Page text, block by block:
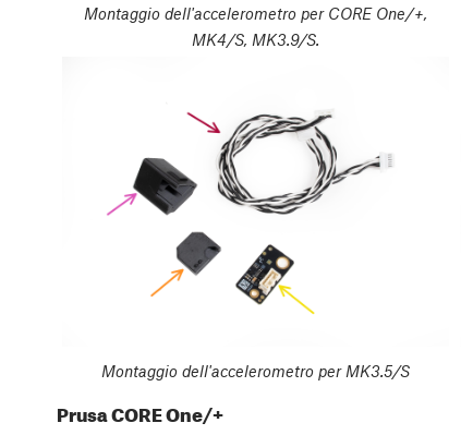
Montaggio dell'accelerometro per CORE One/+,
MK4/S, MK3.9/S.
Montaggio dell'accelerometro per MK3.5/S
Prusa CORE One/+